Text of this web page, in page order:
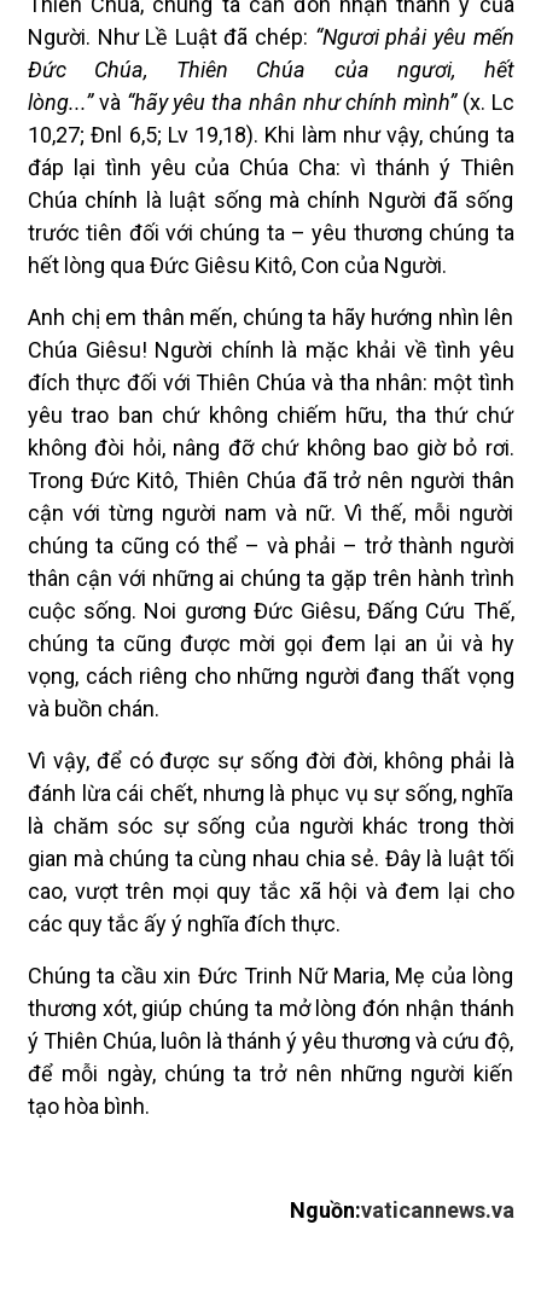
Người. Như Lề Luật đã chép: “Ngươi phải yêu mến
Đức Chúa, Thiên Chúa của ngươi, hết
lòng...”và “hãy yêu tha nhân như chính mình”(x. Lc
10,27; Đnl 6,5; Lv 19,18). Khi làm như vậy, chúng ta
đáp lại tình yêu của Chúa Cha: vì thánh ý Thiên
Chúa chính là luật sống mà chính Người đã sống
trước tiên đối với chúng ta – yêu thương chúng ta
hết lòng qua Đức Giêsu Kitô, Con của Người.
Anh chị em thân mến, chúng ta hãy hướng nhìn lên
Chúa Giêsu! Người chính là mặc khải về tình yêu
đích thực đối với Thiên Chúa và tha nhân: một tình
yêu trao ban chứ không chiếm hữu, tha thứ chứ
không đòi hỏi, nâng đỡ chứ không bao giờ bỏ rơi.
Trong Đức Kitô, Thiên Chúa đã trở nên người thân
cận với từng người nam và nữ. Vì thế, mỗi người
chúng ta cũng có thể – và phải – trở thành người
thân cận với những ai chúng ta gặp trên hành trình
cuộc sống. Noi gương Đức Giêsu, Đấng Cứu Thế,
chúng ta cũng được mời gọi đem lại an ủi và hy
vọng, cách riêng cho những người đang thất vọng
và buồn chán.
Vì vậy, để có được sự sống đời đời, không phải là
đánh lừa cái chết, nhưng là phục vụ sự sống, nghĩa
là chăm sóc sự sống của người khác trong thời
gian mà chúng ta cùng nhau chia sẻ. Đây là luật tối
cao, vượt trên mọi quy tắc xã hội và đem lại cho
các quy tắc ấy ý nghĩa đích thực.
Chúng ta cầu xin Đức Trinh Nữ Maria, Mẹ của lòng
thương xót, giúp chúng ta mở lòng đón nhận thánh
ý Thiên Chúa, luôn là thánh ý yêu thương và cứu độ,
để mỗi ngày, chúng ta trở nên những người kiến
tạo hòa bình.
Nguồn:vaticannews.va